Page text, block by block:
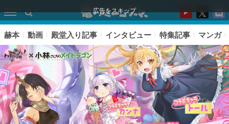
広告をスキップ
赫本 動画 殿堂入り記事 インタビュー 特集記事 マンガ